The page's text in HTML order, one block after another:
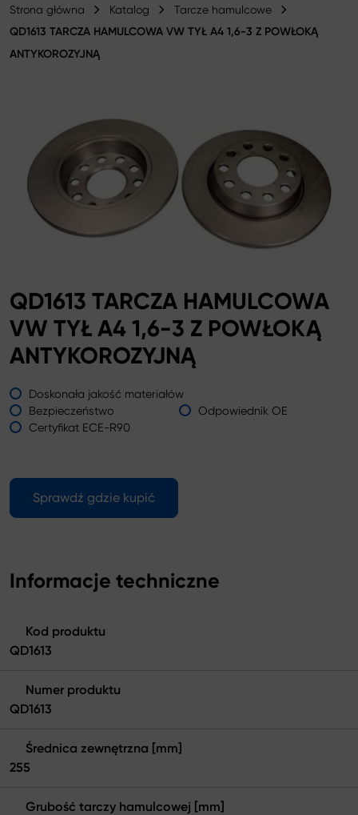
Strona główna Katalog Tarcze hamulcowe
QD1613 TARCZA HAMULCOWA VW TYŁ A4 1,6-3 Z POWŁOKĄ
ANTYKOROZYJNĄ
QD1613 TARCZA HAMULCOWA
VW TYŁ A4 1,6-3 Z POWŁOKĄ
ANTYKOROZYJNĄ
Doskonała jakość materiałów
Bezpieczeństwo
Odpowiednik OE
Certyfikat ECE-R90
Sprawdź gdzie kupić
Informacje techniczne
Kod produktu
QD1613
Numer produktu
QD1613
Średnica zewnętrzna [mm]
255
Grubość tarczy hamulcowej [mm]